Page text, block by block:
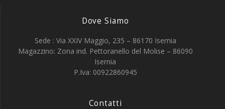
Dove Siamo
Sede : Via XXIV Maggio, 235 – 86170 Isernia
Magazzino: Zona ind. Pettoranello del Molise – 86090
Isernia
P.Iva: 00922860945
Contatti